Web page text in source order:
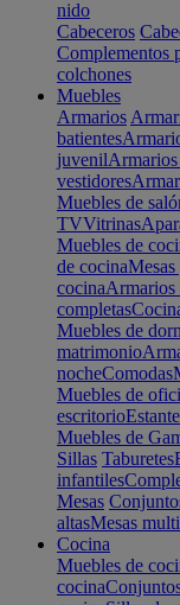
nido
Cabeceros
Complementos
colchones
Muebles
Armarios
batientes
juvenil
vestidores
Muebles de
TVVitrinas
Muebles de
de cocina
cocinaArmarios
completas
Muebles de
matrimonio
nocheComodas
Muebles de
escritorio
Muebles de
Sillas Taburetes
infantiles
Mesas
altasMesas
Cocina
Muebles de
cocina